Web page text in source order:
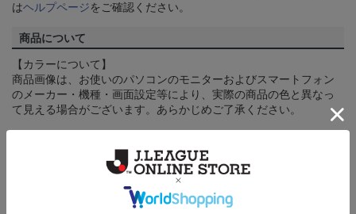
はヘルプページをご確認ください。
商品について
【カラーについて】
商品画像は、お使いのパソコンのモニターおよびスマートフォン
のメーカー・機種・画面設定等により、実際の商品の色と異なっ
て見える場合がございます。あらかじめご了承ください。
取り扱い商品によっては、パッケージやデザインなどの仕様が予
告なく変更になることがございます。